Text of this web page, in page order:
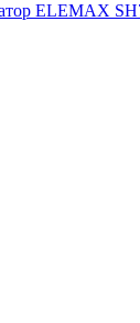
ELEMAX